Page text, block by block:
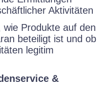
Aktivitäten
Produkte auf den
beteiligt ist und ob
legitim
&